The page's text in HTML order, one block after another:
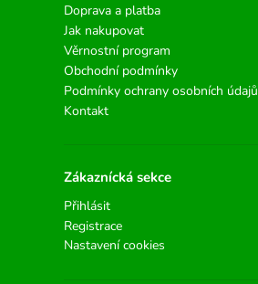
Doprava a platba
Jak nakupovat
Věrnostní program
Obchodní podmínky
Podmínky ochrany osobních údajů
Kontakt
Zákaznícká sekce
Přihlásit
Registrace
Nastavení cookies